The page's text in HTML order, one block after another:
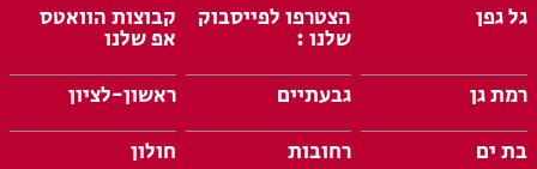
גל גפן הצטרפו לפייסבוק
שלנו :
קבוצות הוואטס
אפ שלנו
רמת גן
גבעתיים
ראשון-לציון
בת ים
רחובות
חולון